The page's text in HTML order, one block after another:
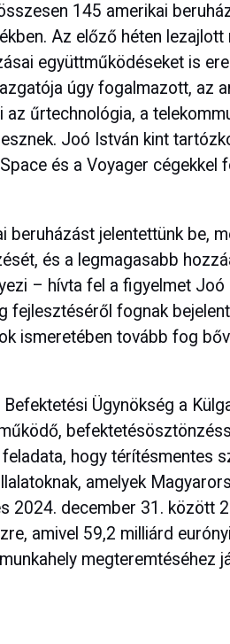
145 amerikai
Az előző héten lezajlott
együttműködéseket is
úgy fogalmazott, az
űrtechnológia, a
Joó István kint
és a Voyager cégekkel
beruházást jelentettünk be,
és a legmagasabb
– hívta fel a figyelmet Joó
fejlesztéséről fognak
ismeretében tovább fog
Ügynökség a
hogy térítésmentes
amelyek
2024. december 31. között
amivel 59,2 milliárd
megteremtéséhez